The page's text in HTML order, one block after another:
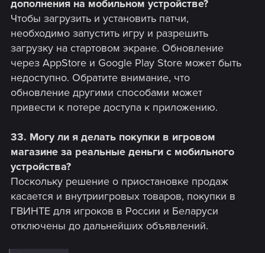
дополнения на мобильном устройстве?
Чтобы загрузить и установить патчи,
необходимо запустить игру и разрешить
загрузку на стартовом экране. Обновление
через AppStore и Google Play Store может быть
недоступно. Обратите внимание, что
обновление другими способами может
привести к потере доступа к приложению.
33. Могу ли я делать покупки в игровом
магазине за реальные деньги с мобильного
устройства?
Поскольку решение о приостановке продаж
касается и внутриигровых товаров, покупки в
ГВИНТЕ для игроков в России и Беларуси
отключены до дальнейших объявлений.